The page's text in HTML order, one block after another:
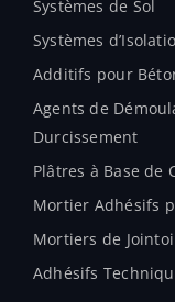
Systèmes de Sol
Systèmes
Additifs pour
Agents de
Durcissement
Plâtres à Base de
Mortier Adhésifs
Mortiers de
Adhésifs